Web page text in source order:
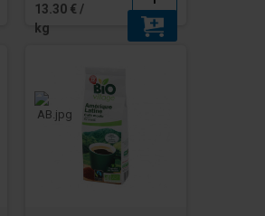
13.30 € /
kg